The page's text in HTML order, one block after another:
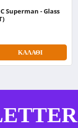
Superman - Glass
ΚΑΛΆΘΙ